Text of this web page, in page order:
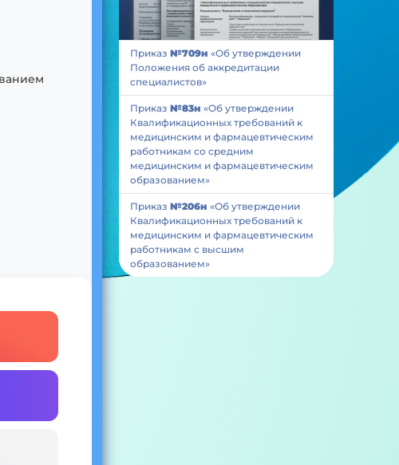
Приказ №709н «Об утверждении
Положения об аккредитации
специалистов»
Приказ №83н «Об утверждении
Квалификационных требований к
медицинским и фармацевтическим
работникам со средним
медицинским и фармацевтическим
образованием»
Приказ №206н «Об утверждении
Квалификационных требований к
медицинским и фармацевтическим
работникам с высшим
образованием»